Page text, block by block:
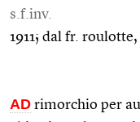
s.f.inv.
1911; dal fr.
AD rimorchio per